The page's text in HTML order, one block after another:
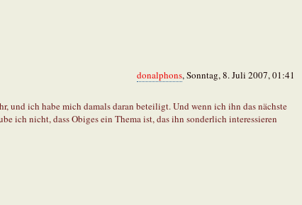
donalphons, Sonntag, 8. Juli 2007, 01:41
und ich habe mich damals daran beteiligt. Und wenn ich ihn das nächste
ich nicht, dass Obiges ein Thema ist, das ihn sonderlich interessieren